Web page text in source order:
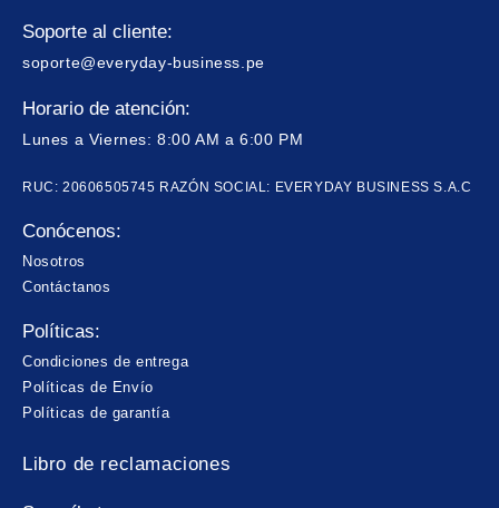
Soporte al cliente:
soporte@everyday-business.pe
Horario de atención:
Lunes a Viernes: 8:00 AM a 6:00 PM
RUC: 20606505745 RAZÓN SOCIAL: EVERYDAY BUSINESS S.A.C
Conócenos:
Nosotros
Contáctanos
Políticas:
Condiciones de entrega
Políticas de Envío
Políticas de garantía
Libro de reclamaciones